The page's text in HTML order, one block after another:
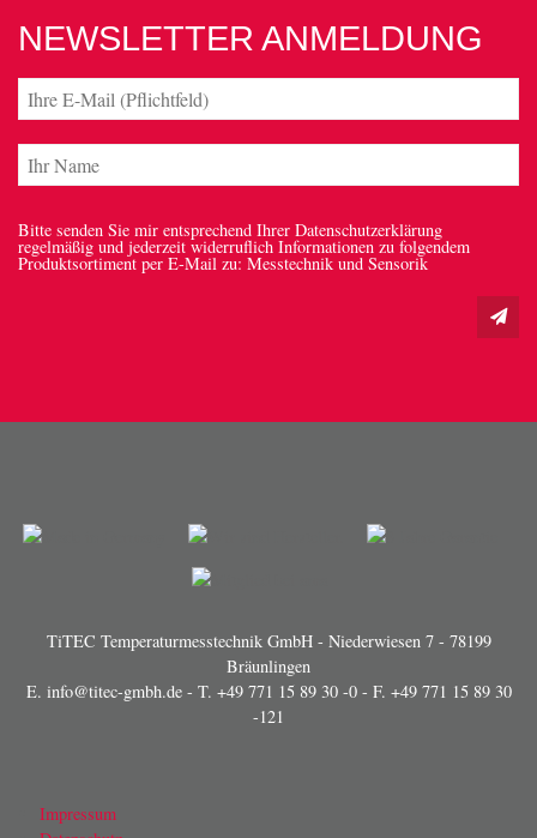
NEWSLETTER ANMELDUNG
Bitte senden Sie mir entsprechend Ihrer Datenschutzerklärung
regelmäßig und jederzeit widerruflich Informationen zu folgendem
Produktsortiment per E-Mail zu: Messtechnik und Sensorik
TiTEC Temperaturmesstechnik GmbH - Niederwiesen 7 - 78199
Bräunlingen
E. info@titec-gmbh.de- T. +49 771 15 89 30 -0- F. +49 771 15 89 30
-121
Impressum